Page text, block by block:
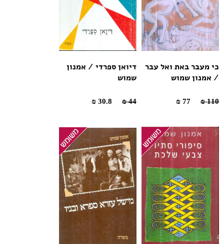
כי מעבר באת ואל עבר
/ אמנון שמוש
110 ₪
דיואן ספרדי / אמנון
שמוש
44 ₪